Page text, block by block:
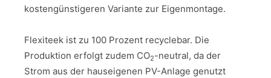
kostengünstigeren Variante zur Eigenmontage.
Flexiteek ist zu 100 Prozent recyclebar. Die
Produktion erfolgt zudem CO2-neutral, da der
Strom aus der hauseigenen PV-Anlage genutzt